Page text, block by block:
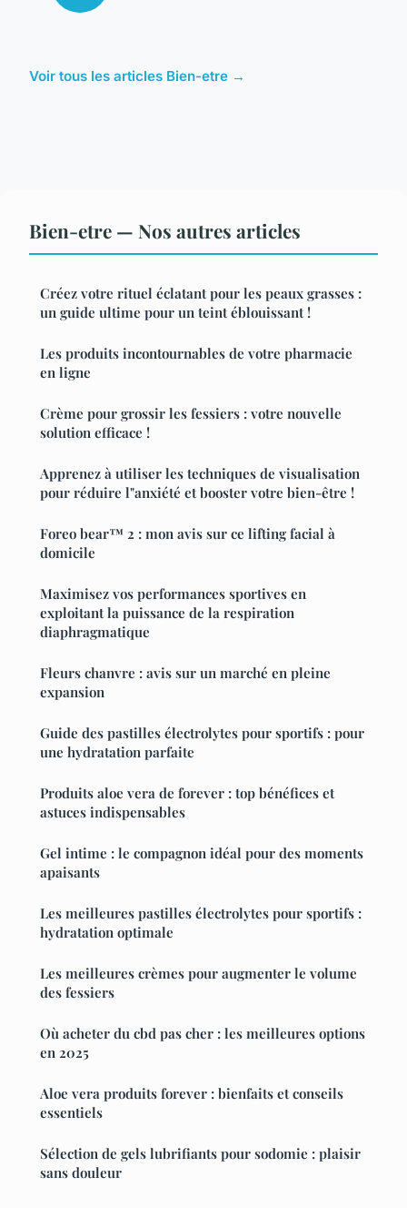
Voir tous les articles Bien-etre →
Bien-etre — Nos autres articles
Créez votre rituel éclatant pour les peaux grasses :
un guide ultime pour un teint éblouissant !
Les produits incontournables de votre pharmacie
en ligne
Crème pour grossir les fessiers : votre nouvelle
solution efficace !
Apprenez à utiliser les techniques de visualisation
pour réduire l"anxiété et booster votre bien-être !
Foreo bear™ 2 : mon avis sur ce lifting facial à
domicile
Maximisez vos performances sportives en
exploitant la puissance de la respiration
diaphragmatique
Fleurs chanvre : avis sur un marché en pleine
expansion
Guide des pastilles électrolytes pour sportifs : pour
une hydratation parfaite
Produits aloe vera de forever : top bénéfices et
astuces indispensables
Gel intime : le compagnon idéal pour des moments
apaisants
Les meilleures pastilles électrolytes pour sportifs :
hydratation optimale
Les meilleures crèmes pour augmenter le volume
des fessiers
Où acheter du cbd pas cher : les meilleures options
en 2025
Aloe vera produits forever : bienfaits et conseils
essentiels
Sélection de gels lubrifiants pour sodomie : plaisir
sans douleur